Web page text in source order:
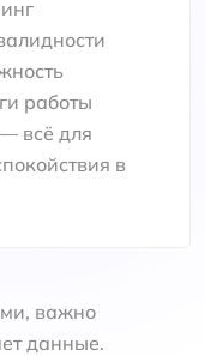
работы
всё для
в
важно
данные.